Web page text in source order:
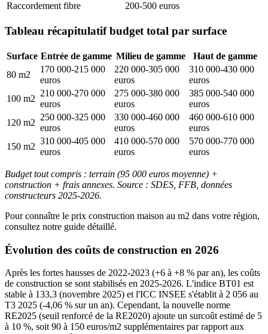
Raccordement fibre
200-500 euros
Tableau récapitulatif budget total par surface
Surface Entrée de gamme Milieu de gamme
Haut de gamme
80 m2
170 000-215 000
euros
220 000-305 000
euros
310 000-430 000
euros
100 m2
210 000-270 000
euros
275 000-380 000
euros
385 000-540 000
euros
120 m2
250 000-325 000
euros
330 000-460 000
euros
460 000-610 000
euros
150 m2
310 000-405 000
euros
410 000-570 000
euros
570 000-770 000
euros
Budget tout compris : terrain (95 000 euros moyenne) +
construction + frais annexes. Source : SDES, FFB, données
constructeurs 2025-2026.
Pour connaître le prix construction maison au m2 dans votre région,
consultez notre guide détaillé.
Évolution des coûts de construction en 2026
Après les fortes hausses de 2022-2023 (+6 à +8 % par an), les coûts
de construction se sont stabilisés en 2025-2026. L'indice BT01 est
stable à 133,3 (novembre 2025) et l'ICC INSEE s'établit à 2 056 au
T3 2025 (-4,06 % sur un an). Cependant, la nouvelle norme
RE2025 (seuil renforcé de la RE2020) ajoute un surcoût estimé de 5
à 10 %, soit 90 à 150 euros/m2 supplémentaires par rapport aux